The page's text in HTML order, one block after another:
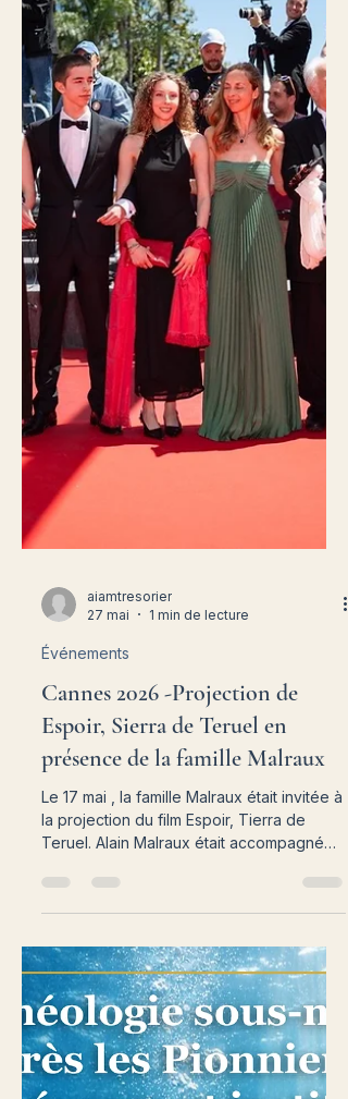
Pierre Coureux Session du matin
Présidente
aiamtresorier
1 min de lecture
Cannes 2026 -Projection de
Espoir, Sierra de Teruel en
présence de la famille Malraux
la projection du film Espoir, Tierra de
Teruel. Alain Malraux était accompagné
de ses trois enfants, Laurent, Céline et
Anne et de ses petits enfants. Le 17 mai, le
Festival de Cannes présente, dans sa
sélection « Cannes Classics », la
restauration événement de l’unique film